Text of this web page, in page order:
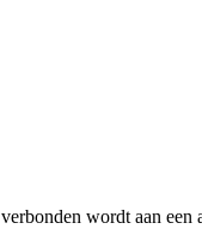
verbonden wordt aan een